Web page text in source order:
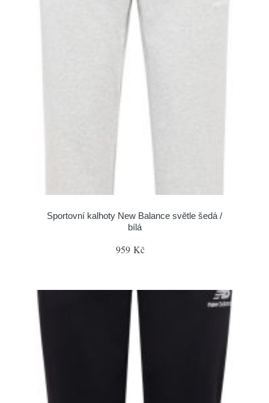
Sportovní kalhoty New Balance světle šedá /
bílá
959 Kč